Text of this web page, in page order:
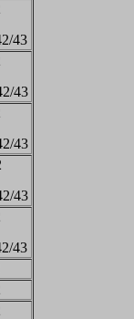
43
43
43
43
43